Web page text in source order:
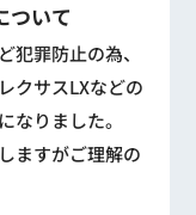
ついて
犯罪防止の為、
クサスLXなどの
なりました。
ますがご理解の